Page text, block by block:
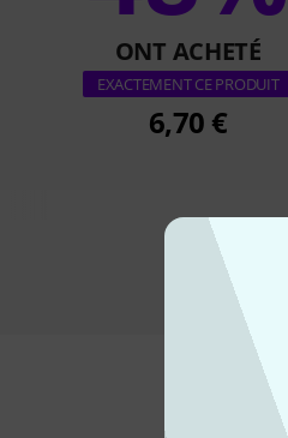
ONT ACHETÉ
EXACTEMENT CE PRODUIT
6,70 €